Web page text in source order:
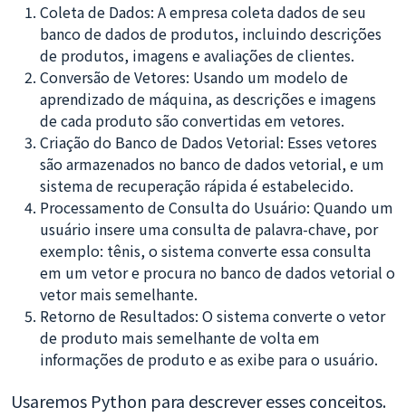
Coleta de Dados: A empresa coleta dados de seu
banco de dados de produtos, incluindo descrições
de produtos, imagens e avaliações de clientes.
Conversão de Vetores: Usando um modelo de
aprendizado de máquina, as descrições e imagens
de cada produto são convertidas em vetores.
Criação do Banco de Dados Vetorial: Esses vetores
são armazenados no banco de dados vetorial, e um
sistema de recuperação rápida é estabelecido.
Processamento de Consulta do Usuário: Quando um
usuário insere uma consulta de palavra-chave, por
exemplo: tênis, o sistema converte essa consulta
em um vetor e procura no banco de dados vetorial o
vetor mais semelhante.
Retorno de Resultados: O sistema converte o vetor
de produto mais semelhante de volta em
informações de produto e as exibe para o usuário.
Usaremos Python para descrever esses conceitos.